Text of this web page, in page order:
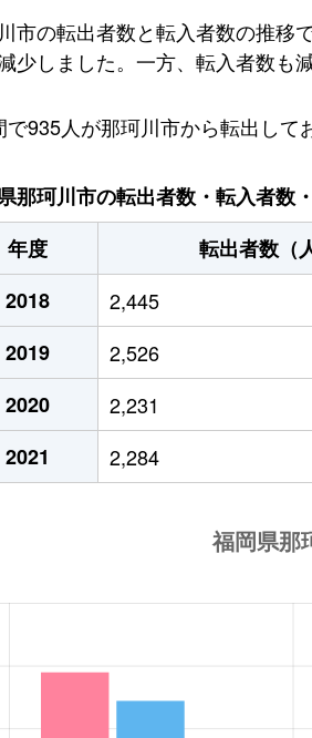
市の転出者数と転入者数の推移
少しました。一方、転入者数も
で935人が那珂川市から転出し
那珂川市の転出者数・転入者数
年度
転出者数（
2018
2,445
2019
2,526
2020
2,231
2021
2,284